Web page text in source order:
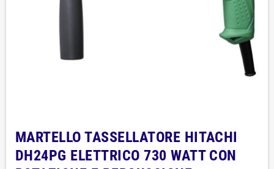
MARTELLO TASSELLATORE HITACHI
DH24PG ELETTRICO 730 WATT CON